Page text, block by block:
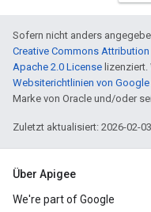
Sofern nicht anders
Creative Commons
Apache 2.0 License lizenziert.
Websiterichtlinien von
Marke von Oracle und/oder
Zuletzt aktualisiert: 2026-02-03
Über Apigee
We're part of Google